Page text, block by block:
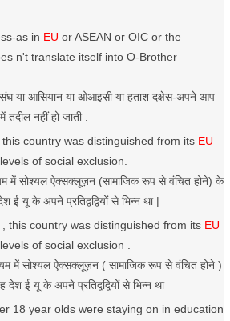
as in EU or ASEAN or OIC or the
n't translate itself into O-Brother
संघ या आसियान या ओआइसी या हताश दक्षेस-अपने आप
तदील नहीं हो जाती .
country was distinguished from its EU
of social exclusion.
सोश्यल ऐक्सक्लूज़न (सामाजिक रूप से वंचित होने) के
यू के अपने प्रतिद्वद्वियों से भिन्न था |
this country was distinguished from its EU
of social exclusion .
में सोश्यल ऐक्सक्लूज़न ( सामाजिक रूप से वंचित होने )
ई यू के अपने प्रतिद्वद्वियों से भिन्न था
18 year olds were staying on in education